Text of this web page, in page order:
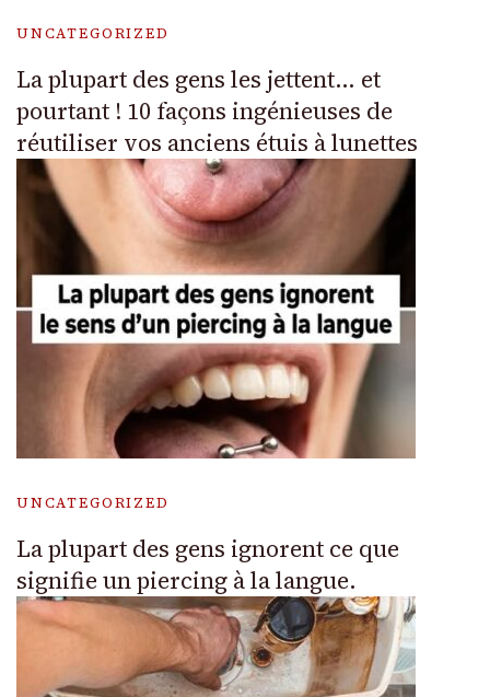
UNCATEGORIZED
La plupart des gens les jettent… et
pourtant ! 10 façons ingénieuses de
réutiliser vos anciens étuis à lunettes
UNCATEGORIZED
La plupart des gens ignorent ce que
signifie un piercing à la langue.